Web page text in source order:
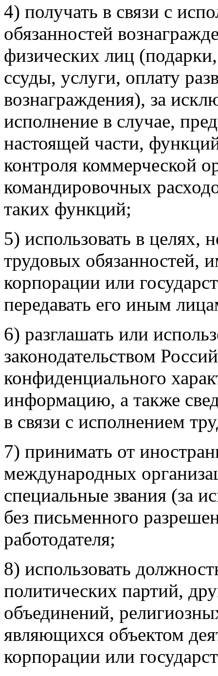
4) получать в связи с
обязанностей
физических лиц
ссуды, услуги, оплату
вознаграждения), за
исполнение в случае,
настоящей части,
контроля коммерческой
командировочных
таких функций;
5) использовать в целях,
трудовых обязанностей,
корпорации или
передавать его иным
6) разглашать или
законодательством
конфиденциального
информацию, а также
в связи с исполнением
7) принимать от
международных
специальные звания (за
без письменного
работодателя;
8) использовать
политических партий,
объединений,
являющихся объектом
корпорации или